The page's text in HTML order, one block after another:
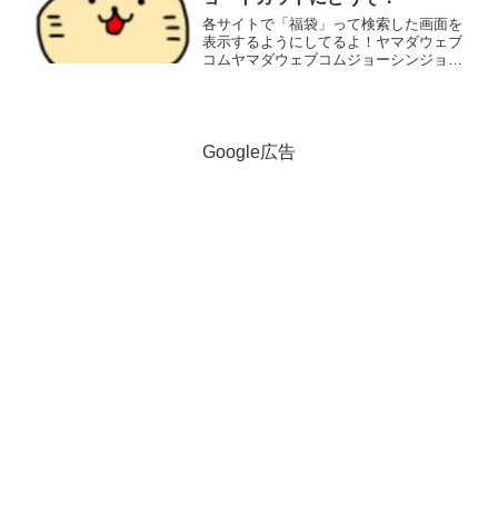
各サイトで「福袋」って検索した画面を
表示するようにしてるよ！ヤマダウェブ
コムヤマダウェブコムジョーシンジョー
Google広告